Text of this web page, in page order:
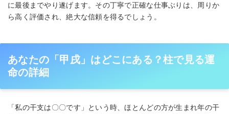
に最後までやり遂げます。その丁寧で正確な仕事ぶりは、周りか
ら高く評価され、絶大な信頼を得るでしょう。
あなたの「甲戌」はどこにある？柱で見る運
命の詳細
「私の干支は〇〇です」という時、ほとんどの方が生まれ年の干